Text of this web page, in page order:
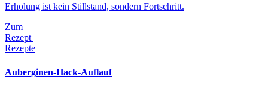
Erholung ist kein Stillstand, sondern Fortschritt.
Zum
Rezept
Rezepte
Auberginen-Hack-Auflauf